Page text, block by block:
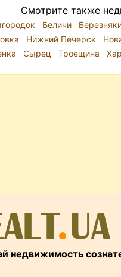
Смотрите также
Беличи
Нижний Печерск
Сырец Троещина
недвижимость